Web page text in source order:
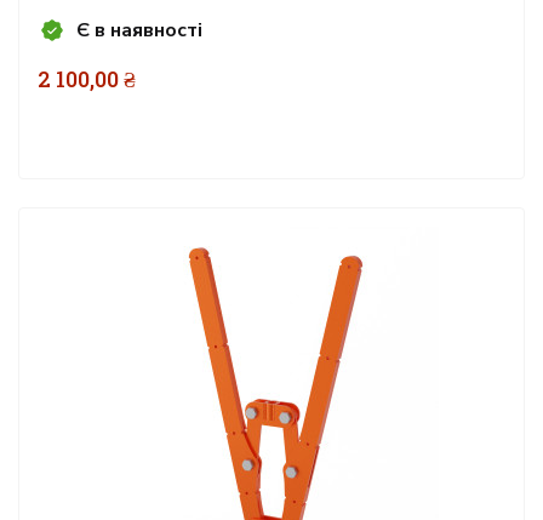
Є в наявності
2 100,00 ₴